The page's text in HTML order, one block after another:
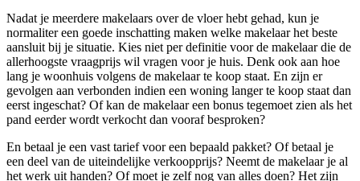
Nadat je meerdere makelaars over de vloer hebt gehad, kun je
normaliter een goede inschatting maken welke makelaar het beste
aansluit bij je situatie. Kies niet per definitie voor de makelaar die de
allerhoogste vraagprijs wil vragen voor je huis. Denk ook aan hoe
lang je woonhuis volgens de makelaar te koop staat. En zijn er
gevolgen aan verbonden indien een woning langer te koop staat dan
eerst ingeschat? Of kan de makelaar een bonus tegemoet zien als het
pand eerder wordt verkocht dan vooraf besproken?
En betaal je een vast tarief voor een bepaald pakket? Of betaal je
een deel van de uiteindelijke verkoopprijs? Neemt de makelaar je al
het werk uit handen? Of moet je zelf nog van alles doen? Het zijn